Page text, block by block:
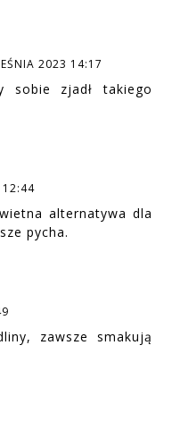
2023 14:17
zjadł takiego
12:44
alternatywa dla
pycha.
zawsze smakują